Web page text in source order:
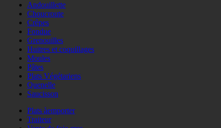
Andouillette
Choucroute
Crêpes
Fondue
Grenouilles
Huitres et coquillages
Moules
Pâtes
Plats Végétariens
Quenelle
Saucisson
Plats àemporter
Traiteur